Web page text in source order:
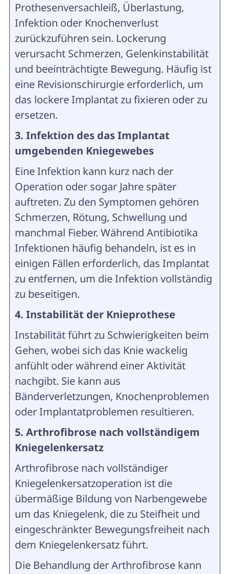
Prothesenversachleiß, Überlastung,
Infektion oder Knochenverlust
zurückzuführen sein. Lockerung
verursacht Schmerzen, Gelenkinstabilität
und beeinträchtigte Bewegung. Häufig ist
eine Revisionschirurgie erforderlich, um
das lockere Implantat zu fixieren oder zu
ersetzen.
3. Infektion des das Implantat
umgebenden Kniegewebes
Eine Infektion kann kurz nach der
Operation oder sogar Jahre später
auftreten. Zu den Symptomen gehören
Schmerzen, Rötung, Schwellung und
manchmal Fieber. Während Antibiotika
Infektionen häufig behandeln, ist es in
einigen Fällen erforderlich, das Implantat
zu entfernen, um die Infektion vollständig
zu beseitigen.
4. Instabilität der Knieprothese
Instabilität führt zu Schwierigkeiten beim
Gehen, wobei sich das Knie wackelig
anfühlt oder während einer Aktivität
nachgibt. Sie kann aus
Bänderverletzungen, Knochenproblemen
oder Implantatproblemen resultieren.
5. Arthrofibrose nach vollständigem
Kniegelenkersatz
Arthrofibrose nach vollständiger
Kniegelenkersatzoperation ist die
übermäßige Bildung von Narbengewebe
um das Kniegelenk, die zu Steifheit und
eingeschränkter Bewegungsfreiheit nach
dem Kniegelenkersatz führt.
Die Behandlung der Arthrofibrose kann